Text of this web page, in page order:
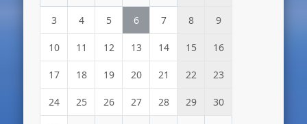
3 4 5 6 7 8 9
10 11 12 13 14 15 16
17 18 19 20 21 22 23
24 25 26 27 28 29 30